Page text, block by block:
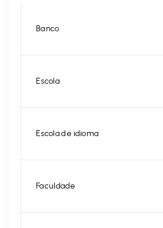
Banco
Escola
Escola de idioma
Faculdade